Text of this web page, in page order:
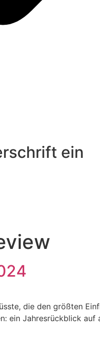
ein
die den größten
ein Jahresrückblick auf